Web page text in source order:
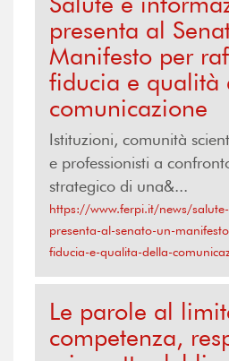
presenta al
Manifesto per
fiducia e qualità
comunicazione
Istituzioni, comunità
e professionisti a
strategico di una&...
https://www.ferpi.it/news/
presenta-al-senato-un-
fiducia-e-qualita-della-
Le parole al
competenza,